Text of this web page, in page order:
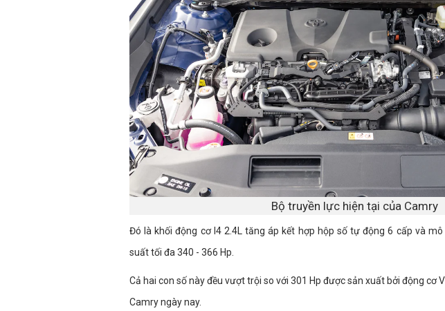
Bộ truyền lực hiện tại của Camry
Đó là khối động cơ I4 2.4L tăng áp kết hợp hộp số tự động 6 cấp và
suất tối đa 340 - 366 Hp.
Cả hai con số này đều vượt trội so với 301 Hp được sản xuất bởi động cơ
Camry ngày nay.